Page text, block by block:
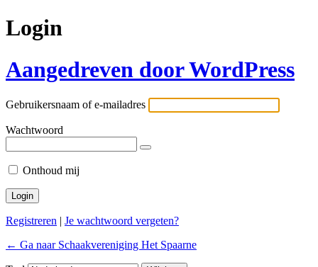
Login
Aangedreven door WordPress
Gebruikersnaam of e-mailadres
Wachtwoord
Onthoud mij
Registreren | Je wachtwoord vergeten?
← Ga naar Schaakvereniging Het Spaarne